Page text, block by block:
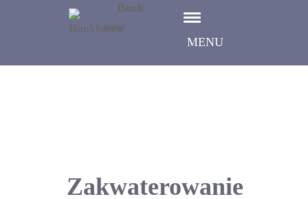
MENU
Book
now
Zakwaterowanie